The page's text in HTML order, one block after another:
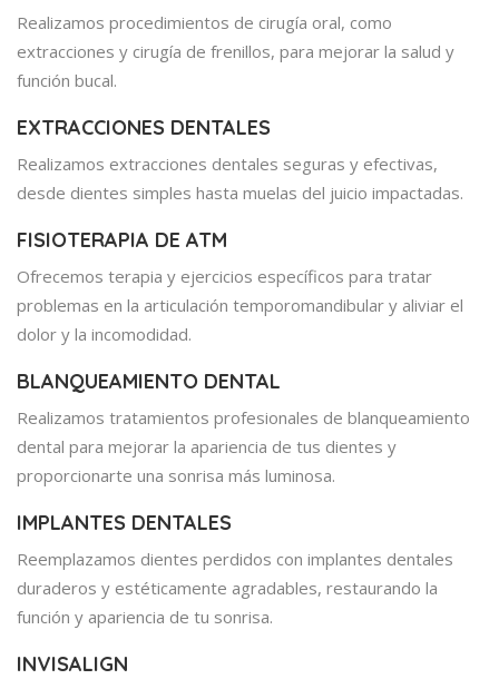
Realizamos procedimientos de cirugía oral, como
extracciones y cirugía de frenillos, para mejorar la salud y
función bucal.
EXTRACCIONES DENTALES
Realizamos extracciones dentales seguras y efectivas,
desde dientes simples hasta muelas del juicio impactadas.
FISIOTERAPIA DE ATM
Ofrecemos terapia y ejercicios específicos para tratar
problemas en la articulación temporomandibular y aliviar el
dolor y la incomodidad.
BLANQUEAMIENTO DENTAL
Realizamos tratamientos profesionales de blanqueamiento
dental para mejorar la apariencia de tus dientes y
proporcionarte una sonrisa más luminosa.
IMPLANTES DENTALES
Reemplazamos dientes perdidos con implantes dentales
duraderos y estéticamente agradables, restaurando la
función y apariencia de tu sonrisa.
INVISALIGN